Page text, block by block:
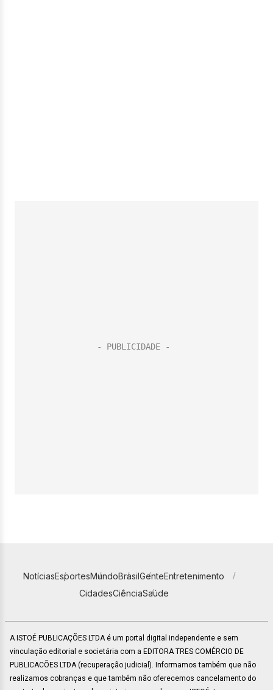
NotíciasEsportesMundoBrasilGenteEntretenimento
CidadesCiênciaSaúde
A ISTOÉ PUBLICAÇÕES LTDA é um portal digital independente e sem
vinculação editorial e societária com a EDITORA TRES COMÉRCIO DE
PUBLICACÕES LTDA (recuperação judicial). Informamos também que não
realizamos cobranças e que também não oferecemos cancelamento do